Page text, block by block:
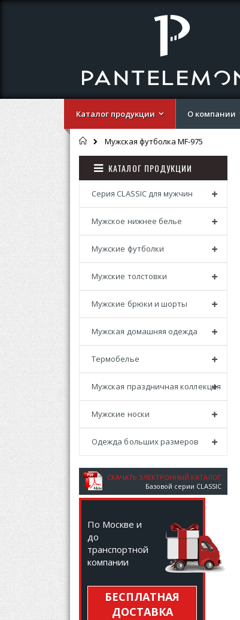
Каталог продукции О компании
Главная
Мужская футболка MF-975
КАТАЛОГ ПРОДУКЦИИ
Серия CLASSIC для мужчин
Мужское нижнее белье
Мужские футболки
Мужские толстовки
Мужские брюки и шорты
Мужская домашняя одежда
Термобелье
Мужская праздничная коллекция
Мужские носки
Одежда больших размеров
СКАЧАТЬ ЭЛЕКТРОННЫЙ КАТАЛОГ
Базовой серии CLASSIC
По Москве и
до
транспортной
компании
БЕСПЛАТНАЯ
ДОСТАВКА